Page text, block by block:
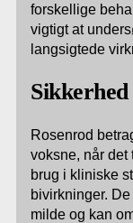
forskellige
vigtigt at
langsigtede
Sikkerhed
Rosenrod
voksne, når det
brug i kliniske
bivirkninger.
milde og kan